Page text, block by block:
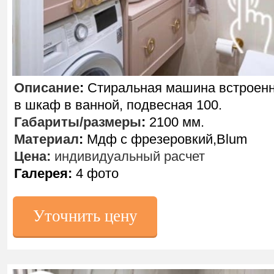
Уточнить цену
Описание: Стиральная машина
в шкаф в ванной, подвесная 100.
Габариты/размеры: 2100 мм.
Материал: Мдф с фрезеровкий,Blum
Цена: индивидуальный расчет
Галерея: 4 фото